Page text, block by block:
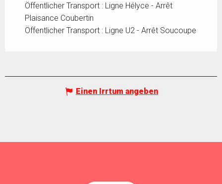
Öffentlicher Transport : Ligne Hélyce - Arrêt
Plaisance Coubertin
Öffentlicher Transport : Ligne U2 - Arrêt Soucoupe
Einen Irrtum angeben